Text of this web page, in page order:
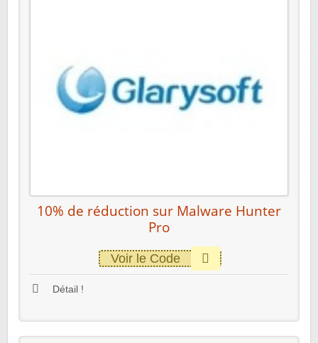
10% de réduction sur Malware Hunter
Pro
Voir le Code
Détail !